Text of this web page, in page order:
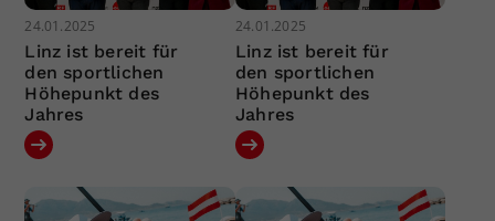
24.01.2025
Linz ist bereit für
den sportlichen
Höhepunkt des
Jahres
24.01.2025
Linz ist bereit für
den sportlichen
Höhepunkt des
Jahres